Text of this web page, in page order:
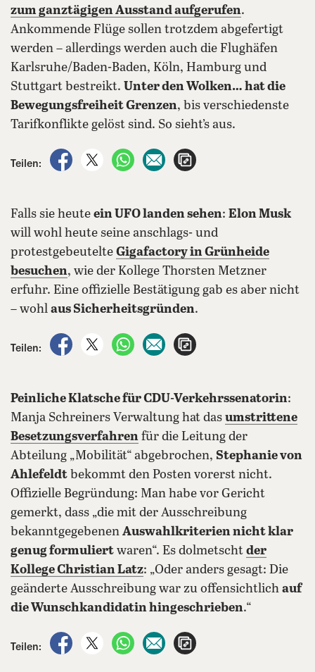
zum ganztägigen Ausstand aufgerufen.
Ankommende Flüge sollen trotzdem abgefertigt
werden – allerdings werden auch die Flughäfen
Karlsruhe/Baden-Baden, Köln, Hamburg und
Stuttgart bestreikt. Unter den Wolken… hat die
Bewegungsfreiheit Grenzen, bis verschiedenste
Tarifkonflikte gelöst sind. So sieht’s aus.
Teilen:
auf Facebook teilen
auf X teilenper WhatsApp teilen
per E-Mail teilen
Falls sie heute ein UFO landen sehen: Elon Musk
will wohl heute seine anschlags- und
protestgebeutelte Gigafactory in Grünheide
besuchen, wie der Kollege Thorsten Metzner
erfuhr. Eine offizielle Bestätigung gab es aber nicht
– wohl aus Sicherheitsgründen.
Teilen:
auf Facebook teilen
auf X teilenper WhatsApp teilen
per E-Mail teilen
Peinliche Klatsche für CDU-Verkehrssenatorin:
Manja Schreiners Verwaltung hat das umstrittene
Besetzungsverfahren für die Leitung der
Abteilung „Mobilität“ abgebrochen, Stephanie von
Ahlefeldt bekommt den Posten vorerst nicht.
Offizielle Begründung: Man habe vor Gericht
gemerkt, dass „die mit der Ausschreibung
bekanntgegebenen Auswahlkriterien nicht klar
genug formuliert waren“. Es dolmetscht der
Kollege Christian Latz: „Oder anders gesagt: Die
geänderte Ausschreibung war zu offensichtlich auf
die Wunschkandidatin hingeschrieben.“
Teilen:
auf Facebook teilen
auf X teilenper WhatsApp teilen
per E-Mail teilen